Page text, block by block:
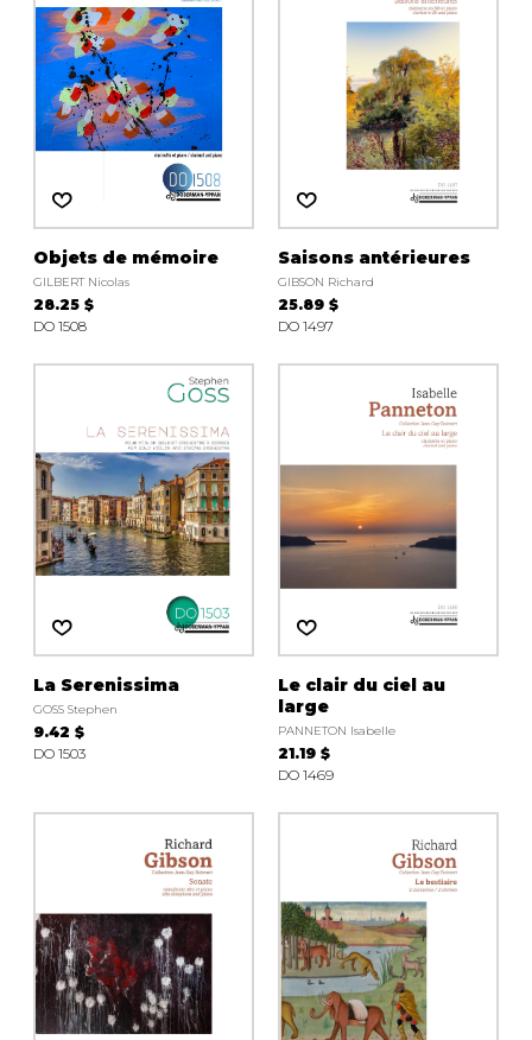
Objets de mémoire
GILBERT Nicolas
28.25 $
DO 1508
Saisons antérieures
GIBSON Richard
25.89 $
DO 1497
La Serenissima
GOSS Stephen
9.42 $
DO 1503
Le clair du ciel au
large
PANNETON Isabelle
21.19 $
DO 1469